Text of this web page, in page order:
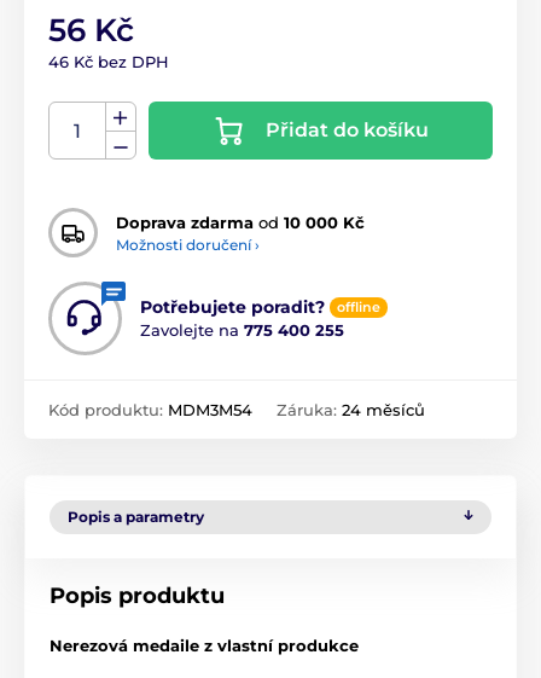
56 Kč
46 Kč bez DPH
Přidat do košíku
Doprava zdarma od 10 000 Kč
Možnosti doručení ›
Potřebujete poradit? offline
Zavolejte na 775 400 255
Kód produktu: MDM3M54 Záruka: 24 měsíců
Popis a parametry
Popis produktu
Nerezová medaile z vlastní produkce